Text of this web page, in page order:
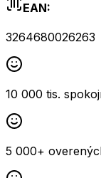
EAN:
3264680026263
10 000 tis.
5 000+